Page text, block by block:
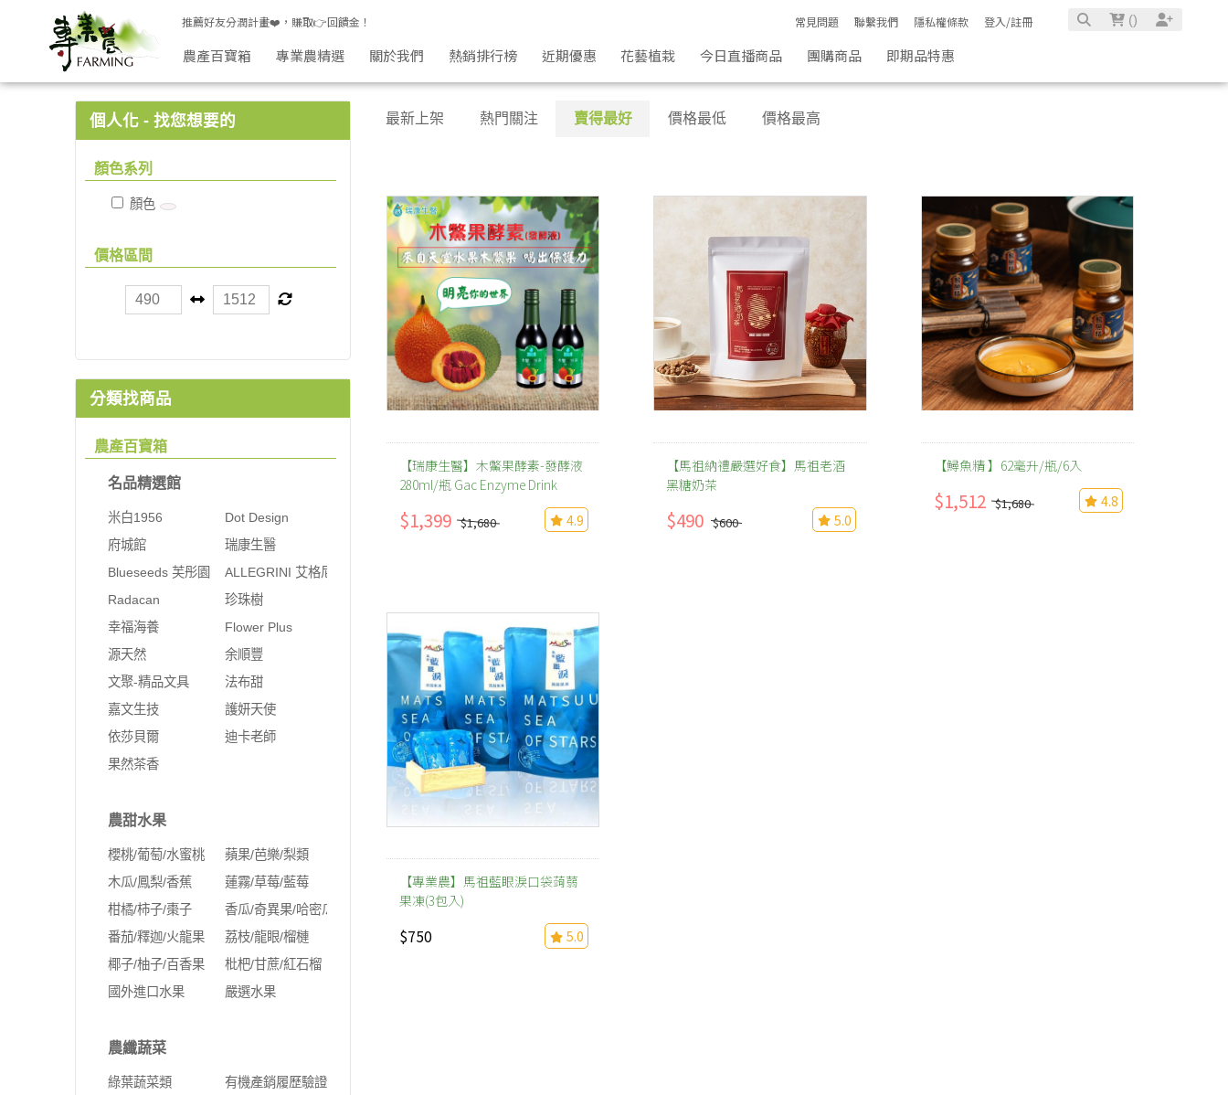
果凍/飲品 | 專業農
推薦好友分潤計畫❤️，賺取👉回饋金！ 常見問題 聯繫我們 隱私權條款 登入/註冊 ()
農產百寶箱 專業農精選 關於我們 熱銷排行榜 近期優惠 花藝植栽 今日直播商品 團購商品 即期品特惠
個人化 - 找您想要的
顏色系列
顏色
價格區間
分類找商品
農產百寶箱
名品精選館
米白1956
Dot Design
府城館
瑞康生醫
Blueseeds 芙彤園
ALLEGRINI 艾格尼
Radacan
珍珠樹
幸福海養
Flower Plus
源天然
余順豐
文聚-精品文具
法布甜
嘉文生技
護妍天使
依莎貝爾
迪卡老師
果然茶香
農甜水果
櫻桃/葡萄/水蜜桃
蘋果/芭樂/梨類
木瓜/鳳梨/香蕉
蓮霧/草莓/藍莓
柑橘/柿子/棗子
香瓜/奇異果/哈密瓜
番茄/釋迦/火龍果
荔枝/龍眼/榴槤
椰子/柚子/百香果
枇杷/甘蔗/紅石榴
國外進口水果
嚴選水果
農纖蔬菜
綠葉蔬菜類
有機產銷履歷驗證
最新上架 熱門關注 賣得最好 價格最低 價格最高
【瑞康生醫】木鱉果酵素-發酵液
280ml/瓶 Gac Enzyme Drink
$1,399 $1,680 4.9
【馬祖納禮嚴選好食】馬祖老酒
黑糖奶茶
$490 $600 5.0
【鱘魚精 】62毫升/瓶/6入
$1,512 $1,680 4.8
【專業農】馬祖藍眼淚口袋蒟蒻
果凍(3包入)
$750 5.0